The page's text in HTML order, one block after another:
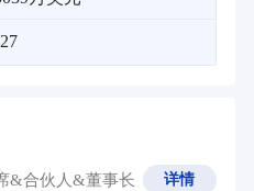
&合伙人&董事长 详情